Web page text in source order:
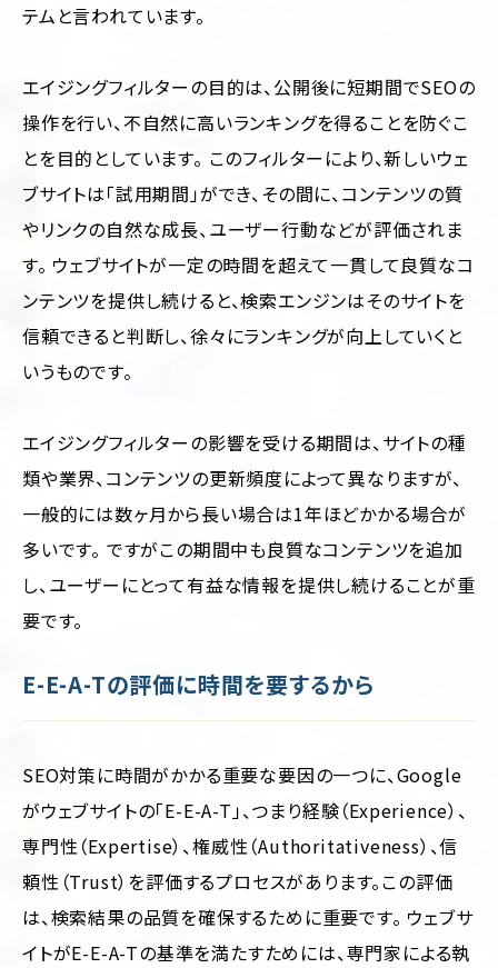
テムと言われています。
エイジングフィルターの目的は、公開後に短期間でSEOの
操作を行い、不自然に高いランキングを得ることを防ぐこ
とを目的としています。 このフィルターにより、新しいウェ
ブサイトは「試用期間」ができ、その間に、コンテンツの質
やリンクの自然な成長、ユーザー行動などが評価されま
す。 ウェブサイトが一定の時間を超えて一貫して良質なコ
ンテンツを提供し続けると、検索エンジンはそのサイトを
信頼できると判断し、徐々にランキングが向上していくと
いうものです。
エイジングフィルターの影響を受ける期間は、サイトの種
類や業界、コンテンツの更新頻度によって異なりますが、
一般的には数ヶ月から長い場合は1年ほどかかる場合が
多いです。 ですがこの期間中も良質なコンテンツを追加
し、ユーザーにとって有益な情報を提供し続けることが重
要です。
E-E-A-Tの評価に時間を要するから
SEO対策に時間がかかる重要な要因の一つに、Google
がウェブサイトの「E-E-A-T」、つまり経験（Experience）、
専門性（Expertise）、権威性（Authoritativeness）、信
頼性（Trust）を評価するプロセスがあります。この評価
は、検索結果の品質を確保するために重要です。 ウェブサ
イトがE-E-A-Tの基準を満たすためには、専門家による執